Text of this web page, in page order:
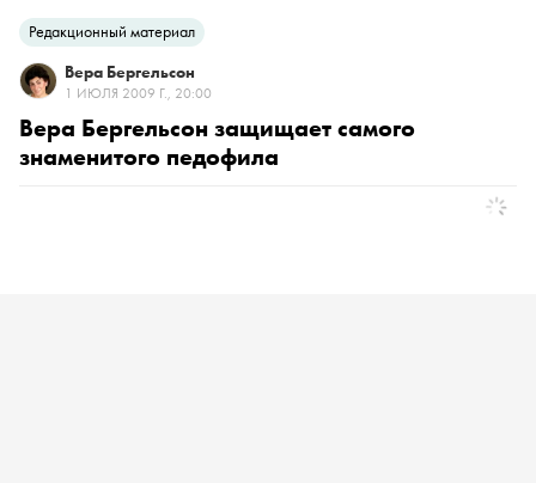
Редакционный материал
Вера Бергельсон
1 ИЮЛЯ 2009 Г., 20:00
Вера Бергельсон защищает cамого
знаменитого педофила